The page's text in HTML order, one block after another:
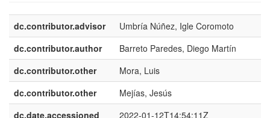
dc.contributor.advisor
Umbría Núñez, Igle Coromoto
dc.contributor.author
Barreto Paredes, Diego Martín
dc.contributor.other
Mora, Luis
dc.contributor.other
Mejías, Jesús
dc.date.accessioned
2022-01-12T14:54:11Z